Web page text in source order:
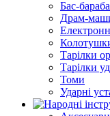
Бас-
Драм-
Тарілки
Тарілки
Томи
Ударні